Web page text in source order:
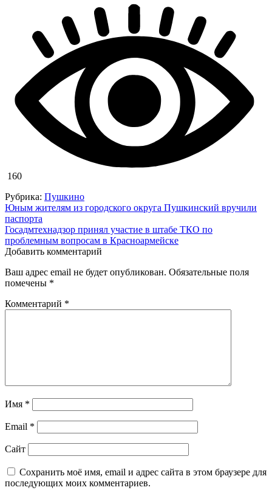
160
Рубрика: Пушкино
Навигация
по
записям
Юным жителям из городского округа Пушкинский вручили
паспорта
Госадмтехнадзор принял участие в штабе ТКО по
проблемным вопросам в Красноармейске
Добавить комментарий
Ваш адрес email не будет опубликован. Обязательные поля
помечены *
Комментарий *
Имя *
Email *
Сайт
Сохранить моё имя, email и адрес сайта в этом браузере для
последующих моих комментариев.